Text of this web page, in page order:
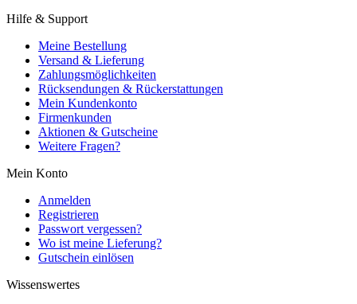
Hilfe & Support
Meine Bestellung
Versand & Lieferung
Zahlungsmöglichkeiten
Rücksendungen & Rückerstattungen
Mein Kundenkonto
Firmenkunden
Aktionen & Gutscheine
Weitere Fragen?
Mein Konto
Anmelden
Registrieren
Passwort vergessen?
Wo ist meine Lieferung?
Gutschein einlösen
Wissenswertes